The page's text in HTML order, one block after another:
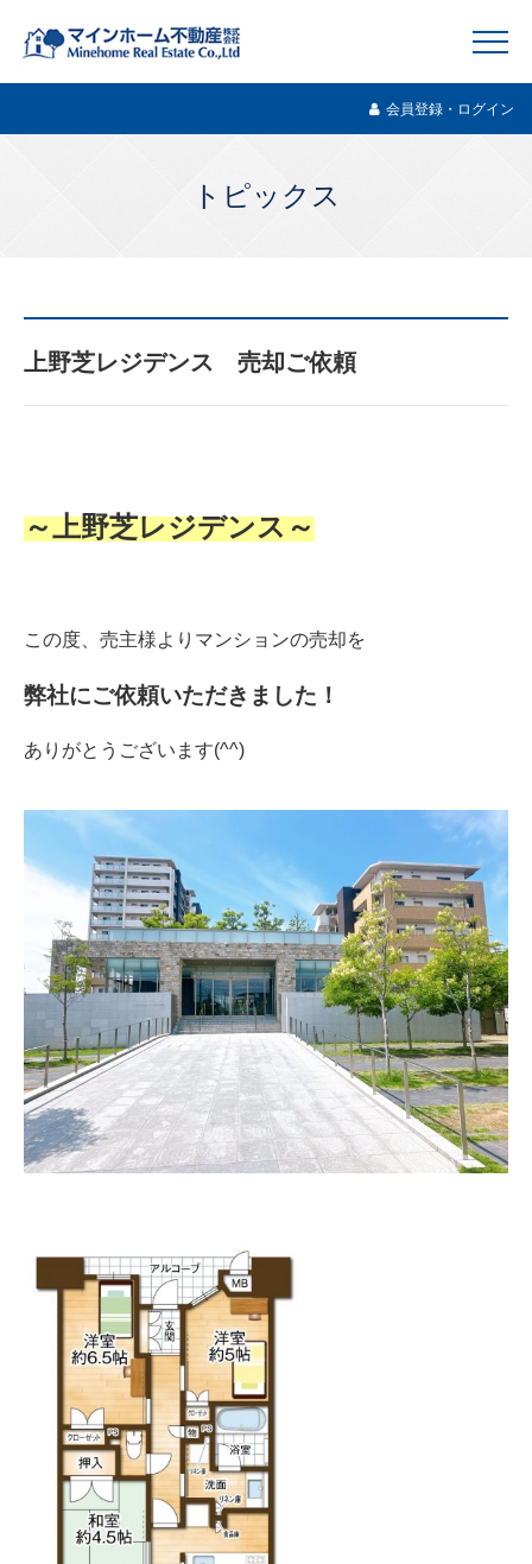
会員登録・ログイン
トピックス
上野芝レジデンス 売却ご依頼
～上野芝レジデンス～
この度、売主様よりマンションの売却を
弊社にご依頼いただきました！
ありがとうございます(^^)